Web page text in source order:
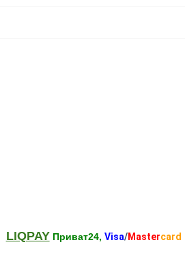
LIQPAY Приват24, Visa/Mastercard